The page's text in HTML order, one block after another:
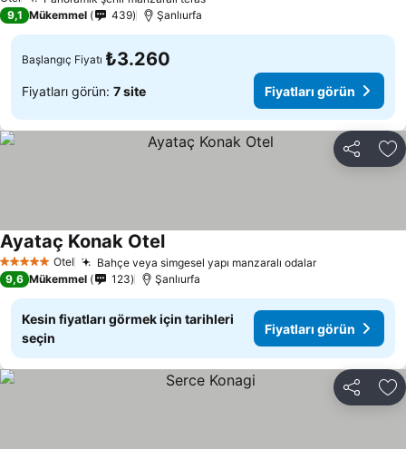
9,1 Mükemmel 439 Şanlıurfa
Başlangıç Fiyatı ₺3.260
Fiyatları görün: 7 site Fiyatları görün
Paylaş
5 Yıldız Otel Bahçe veya simgesel yapı manzaralı odalarFiyatları
Ayataç Konak OtelFiyatları görün
9,6 Mükemmel 123 Şanlıurfa
Kesin fiyatları görmek için tarihleri
seçin
Fiyatları görün
Paylaş